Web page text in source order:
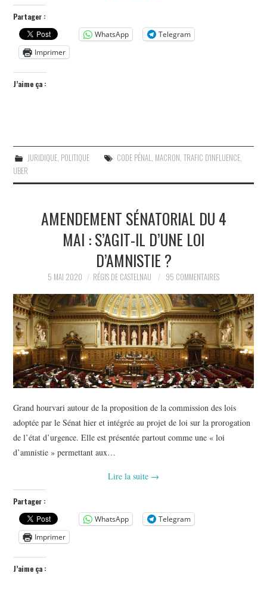
Partager :
WhatsApp
Telegram
Imprimer
J’aime ça :
JURIDIQUE, POLITIQUE CODE PÉNAL, MACRON, TRAFIC D'INFLUENCE,
UBER
AMENDEMENT SÉNATORIAL DU 4
MAI : S’AGIT-IL D’UNE LOI
D’AMNISTIE ?
5 MAI 2020 RÉGIS DE CASTELNAU 95 COMMENTAIRES
Grand hourvari autour de la proposition de la commission des lois
adoptée par le Sénat hier et intégrée au projet de loi sur la prorogation
de l’état d’urgence. Elle est présentée partout comme une « loi
d’amnistie » permettant aux…
Lire la suite →
Partager :
WhatsApp
Telegram
Imprimer
J’aime ça :